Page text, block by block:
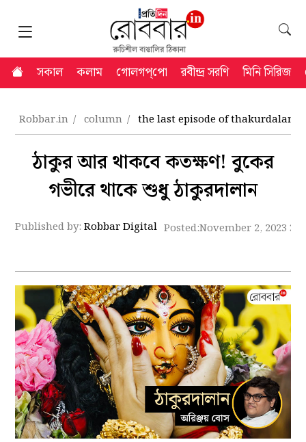
সকাল কলাম গোলগপ্‌পো রবীন্দ্র সরণি মিনি সিরিজ
Robbar.in column the last episode of thakurdalan
ঠাকুর আর থাকবে কতক্ষণ! বুকের
গভীরে থাকে শুধু ঠাকুরদালান
Published by:Robbar Digital Posted:November 2, 2023